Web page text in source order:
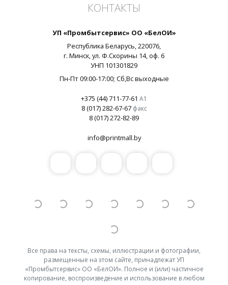
КОНТАКТЫ
УП «Промбытсервис» ОО «БелОИ»
Республика Беларусь,220076,
г. Минск, ул. Ф.Скорины 14, оф. 6
УНП 101301829
Пн-Пт 09:00-17:00; Сб,Вс выходные
+375 (44) 711-77-61 А1
8 (017) 282-67-67 факс
8 (017) 272-82-89
info@printmall.by
Все права на тексты, схемы, иллюстрации и фотографии,
размещенные на этом сайте, принадлежат УП
«Промбытсервис» ОО «БелОИ». Полное и (или) частичное
копирование, воспроизведение и использование в любом